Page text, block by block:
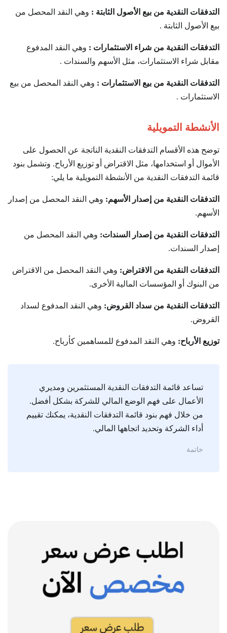
التدفقات النقدية من بيع الأصول الثابتة : وهي النقد المحصل من
بيع الأصول الثابتة .
التدفقات النقدية من شراء الاستثمارات : وهي النقد المدفوع
مقابل شراء الاستثمارات، مثل الأسهم والسندات .
التدفقات النقدية من بيع الاستثمارات : وهي النقد المحصل من بيع
الاستثمارات .
الأنشطة التمويلية
توضح هذه الأقسام التدفقات النقدية الناتجة عن الحصول على
الأموال أو استخدامها، مثل الاقتراض أو توزيع الأرباح. وتشمل بنود
قائمة التدفقات النقدية من الأنشطة التمويلية ما يلي:
التدفقات النقدية من إصدار الأسهم: وهي النقد المحصل من إصدار
الأسهم.
التدفقات النقدية من إصدار السندات: وهي النقد المحصل من
إصدار السندات.
التدفقات النقدية من الاقتراض: وهي النقد المحصل من الاقتراض
من البنوك أو المؤسسات المالية الأخرى.
التدفقات النقدية من سداد القروض: وهي النقد المدفوع لسداد
القروض.
توزيع الأرباح: وهي النقد المدفوع للمساهمين كأرباح.
تساعد قائمة التدفقات النقدية المستثمرين ومديري
الأعمال على فهم الوضع المالي للشركة بشكل أفضل.
من خلال فهم بنود قائمة التدفقات النقدية، يمكنك تقييم
أداء الشركة وتحديد اتجاهها المالي.
خاتمة